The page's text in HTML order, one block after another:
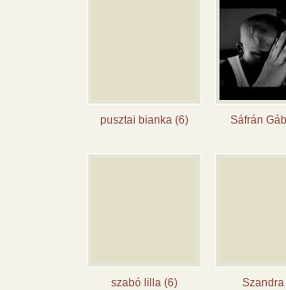
pusztai bianka (6) Sáfrán
szabó lilla (6)